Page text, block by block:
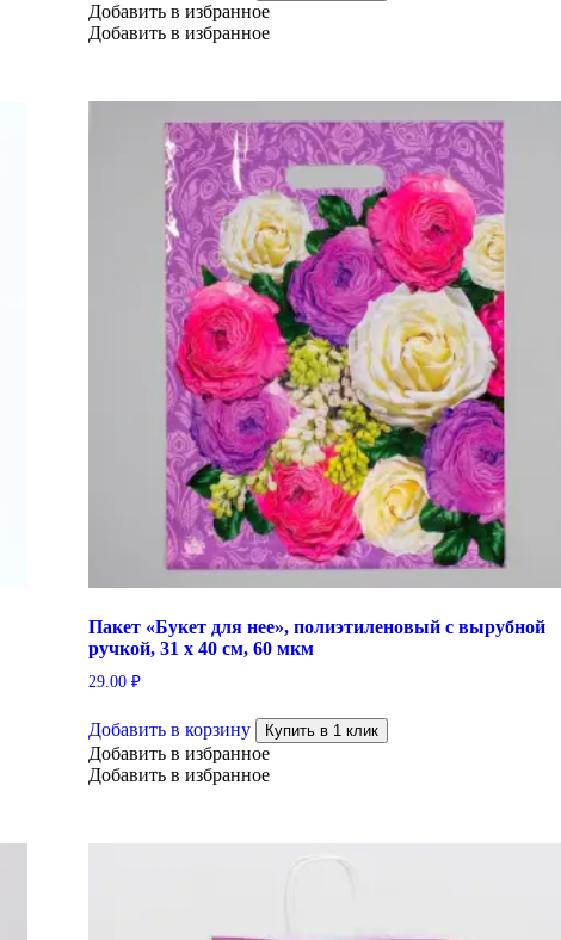
Добавить в избранное
Добавить в избранное
Пакет «Букет для нее», полиэтиленовый с вырубной
ручкой, 31 х 40 см, 60 мкм
29.00 ₽
Добавить в корзину Купить в 1 клик
Добавить в избранное
Добавить в избранное